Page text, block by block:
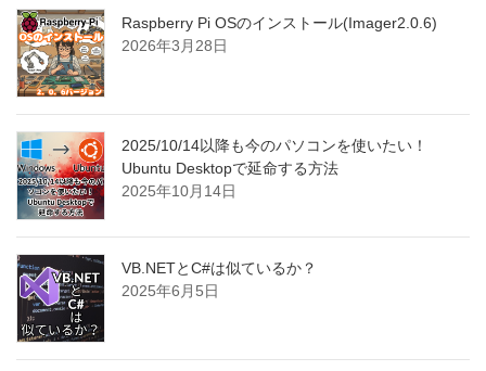
Raspberry Pi OSのインストール(Imager2.0.6)
2026年3月28日
2025/10/14以降も今のパソコンを使いたい！
Ubuntu Desktopで延命する方法
2025年10月14日
VB.NETとC#は似ているか？
2025年6月5日